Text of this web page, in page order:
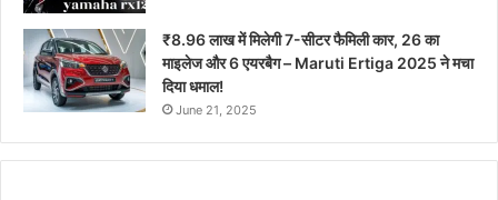
₹8.96 लाख में मिलेगी 7-सीटर फैमिली कार, 26 का
माइलेज और 6 एयरबैग – Maruti Ertiga 2025 ने मचा
दिया धमाल!
June 21, 2025